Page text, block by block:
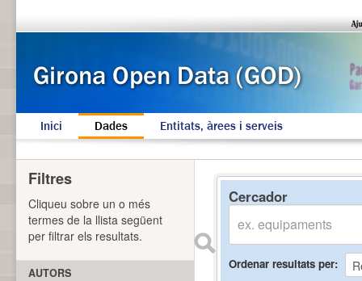
Inici Dades Entitats, àrees i serveis
Cercador
Ordenar resultats per
Filtres
Cliqueu sobre un o més
termes de la llista següent
per filtrar els resultats.
AUTORS